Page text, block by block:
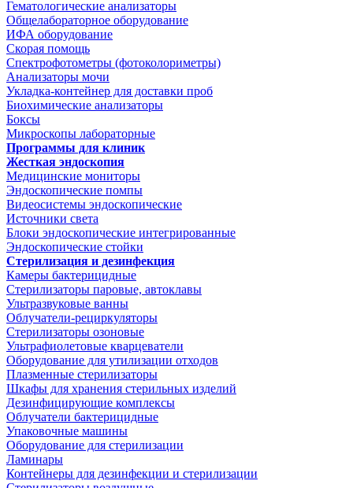
Гематологические анализаторы
Общелабораторное оборудование
ИФА оборудование
Скорая помощь
Спектрофотометры (фотоколориметры)
Анализаторы мочи
Укладка-контейнер для доставки проб
Биохимические анализаторы
Боксы
Микроскопы лабораторные
Программы для клиник
Жесткая эндоскопия
Медицинские мониторы
Эндоскопические помпы
Видеосистемы эндоскопические
Источники света
Блоки эндоскопические интегрированные
Эндоскопические стойки
Стерилизация и дезинфекция
Камеры бактерицидные
Стерилизаторы паровые, автоклавы
Ультразвуковые ванны
Облучатели-рециркуляторы
Стерилизаторы озоновые
Ультрафиолетовые кварцеватели
Оборудование для утилизации отходов
Плазменные стерилизаторы
Шкафы для хранения стерильных изделий
Дезинфицирующие комплексы
Облучатели бактерицидные
Упаковочные машины
Оборудование для стерилизации
Ламинары
Контейнеры для дезинфекции и стерилизации